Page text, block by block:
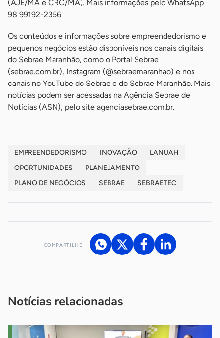
(AJE/MA e CRC/MA). Mais informações pelo WhatsApp
98 99192-2356
Os conteúdos e informações sobre empreendedorismo e
pequenos negócios estão disponíveis nos canais digitais
do Sebrae Maranhão, como o Portal Sebrae
(sebrae.com.br), Instagram (@sebraemaranhao) e nos
canais no YouTube do Sebrae e do Sebrae Maranhão. Mais
notícias podem ser acessadas na Agência Sebrae de
Notícias (ASN), pelo site agenciasebrae.com.br.
EMPREENDEDORISMO INOVAÇÃO
LANUAH
OPORTUNIDADES
PLANEJAMENTO
PLANO DE NEGÓCIOS
SEBRAE SEBRAETEC
COMPARTILHE
Notícias relacionadas